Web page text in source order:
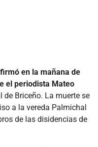
en la mañana de
el periodista Mateo
de Briceño. La muerte se
a la vereda Palmichal
de las disidencias de